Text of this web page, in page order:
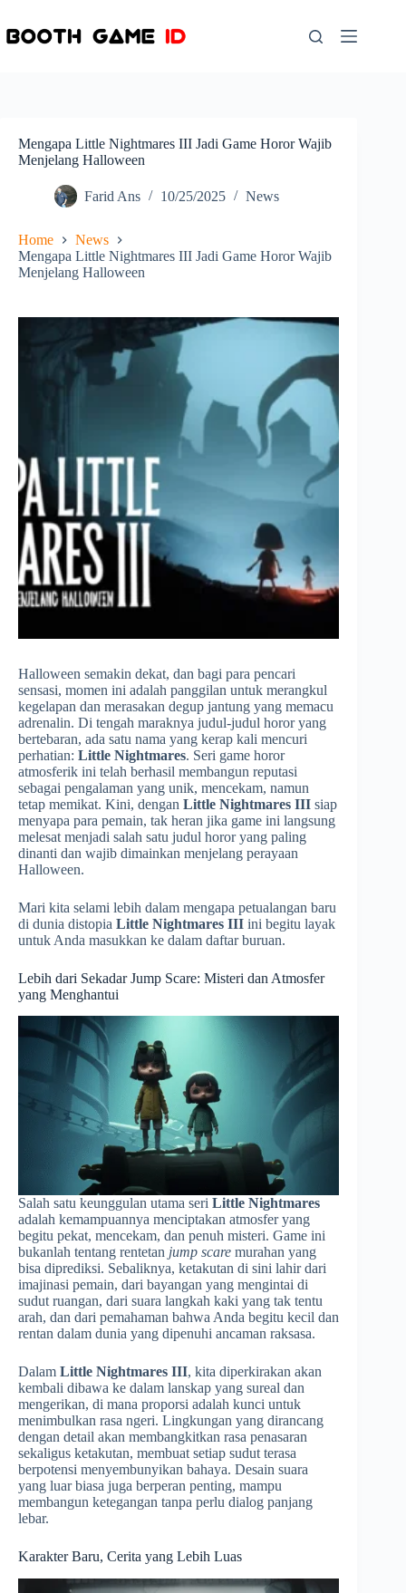
content
Mengapa Little Nightmares III Jadi Game Horor Wajib
Menjelang Halloween
Farid Ans 10/25/2025 News
Home
News
Mengapa Little Nightmares III Jadi Game Horor Wajib
Menjelang Halloween
Halloween semakin dekat, dan bagi para pencari
sensasi, momen ini adalah panggilan untuk merangkul
kegelapan dan merasakan degup jantung yang memacu
adrenalin. Di tengah maraknya judul-judul horor yang
bertebaran, ada satu nama yang kerap kali mencuri
perhatian: Little Nightmares. Seri game horor
atmosferik ini telah berhasil membangun reputasi
sebagai pengalaman yang unik, mencekam, namun
tetap memikat. Kini, dengan Little Nightmares III siap
menyapa para pemain, tak heran jika game ini langsung
melesat menjadi salah satu judul horor yang paling
dinanti dan wajib dimainkan menjelang perayaan
Halloween.
Mari kita selami lebih dalam mengapa petualangan baru
di dunia distopia Little Nightmares III ini begitu layak
untuk Anda masukkan ke dalam daftar buruan.
Lebih dari Sekadar Jump Scare: Misteri dan Atmosfer
yang Menghantui
Salah satu keunggulan utama seri Little Nightmares
adalah kemampuannya menciptakan atmosfer yang
begitu pekat, mencekam, dan penuh misteri. Game ini
bukanlah tentang rentetan jump scare murahan yang
bisa diprediksi. Sebaliknya, ketakutan di sini lahir dari
imajinasi pemain, dari bayangan yang mengintai di
sudut ruangan, dari suara langkah kaki yang tak tentu
arah, dan dari pemahaman bahwa Anda begitu kecil dan
rentan dalam dunia yang dipenuhi ancaman raksasa.
Dalam Little Nightmares III, kita diperkirakan akan
kembali dibawa ke dalam lanskap yang sureal dan
mengerikan, di mana proporsi adalah kunci untuk
menimbulkan rasa ngeri. Lingkungan yang dirancang
dengan detail akan membangkitkan rasa penasaran
sekaligus ketakutan, membuat setiap sudut terasa
berpotensi menyembunyikan bahaya. Desain suara
yang luar biasa juga berperan penting, mampu
membangun ketegangan tanpa perlu dialog panjang
lebar.
Karakter Baru, Cerita yang Lebih Luas